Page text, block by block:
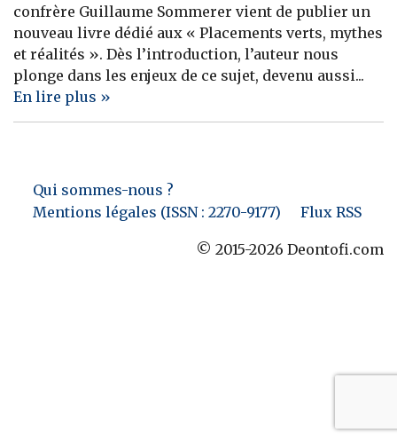
Immobilier
confrère Guillaume Sommerer vient de publier un
nouveau livre dédié aux « Placements verts, mythes
et réalités ». Dès l’introduction, l’auteur nous
plonge dans les enjeux de ce sujet, devenu aussi...
En lire plus »
Qui sommes-nous ?
Mentions légales (ISSN : 2270-9177)
Flux RSS
© 2015-2026 Deontofi.com